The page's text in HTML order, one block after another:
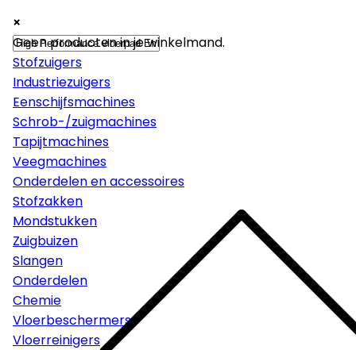
×
Machines
Stofzuigers
Industriezuigers
Eenschijfsmachines
Schrob-/zuigmachines
Tapijtmachines
Veegmachines
Onderdelen en accessoires
Stofzakken
Mondstukken
Zuigbuizen
Slangen
Onderdelen
Chemie
Vloerbeschermers
Vloerreinigers
×
×
Geen producten in je winkelmand.